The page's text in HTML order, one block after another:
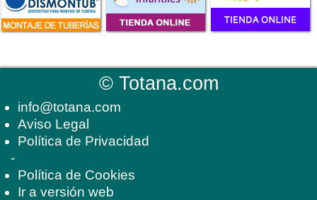
©Totana.com
info@totana.com
Aviso Legal
Política de Privacidad
-
Política de Cookies
Ir a versión web